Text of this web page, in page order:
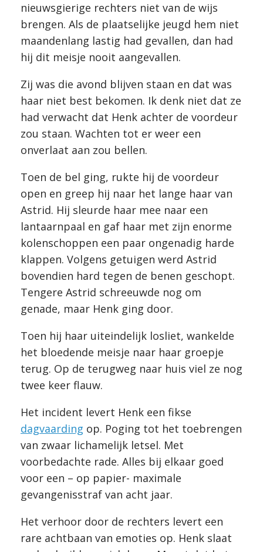
nieuwsgierige rechters niet van de wijs
brengen. Als de plaatselijke jeugd hem niet
maandenlang lastig had gevallen, dan had
hij dit meisje nooit aangevallen.
Zij was die avond blijven staan en dat was
haar niet best bekomen. Ik denk niet dat ze
had verwacht dat Henk achter de voordeur
zou staan. Wachten tot er weer een
onverlaat aan zou bellen.
Toen de bel ging, rukte hij de voordeur
open en greep hij naar het lange haar van
Astrid. Hij sleurde haar mee naar een
lantaarnpaal en gaf haar met zijn enorme
kolenschoppen een paar ongenadig harde
klappen. Volgens getuigen werd Astrid
bovendien hard tegen de benen geschopt.
Tengere Astrid schreeuwde nog om
genade, maar Henk ging door.
Toen hij haar uiteindelijk losliet, wankelde
het bloedende meisje naar haar groepje
terug. Op de terugweg naar huis viel ze nog
twee keer flauw.
Het incident levert Henk een fikse
dagvaarding op. Poging tot het toebrengen
van zwaar lichamelijk letsel. Met
voorbedachte rade. Alles bij elkaar goed
voor een – op papier- maximale
gevangenisstraf van acht jaar.
Het verhoor door de rechters levert een
rare achtbaan van emoties op. Henk slaat